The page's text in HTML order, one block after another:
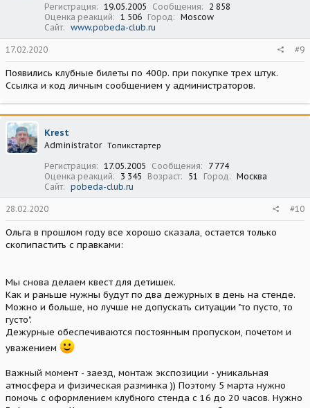
Регистрация 19.05.2005 Сообщения
2 858
Оценка реакций
1 506 Город
Moscow
Сайт
www.pobeda-club.ru
17.02.2020 #9
Появились клубные билеты по 400р. при покупке трех штук.
Ссылка и код личным сообщением у администраторов.
Krest
Administrator Топикстартер
Регистрация 17.05.2005 Сообщения
7 774
Оценка реакций
3 345 Возраст 51 Город
Москва
Сайт
pobeda-club.ru
28.02.2020 #10
Ольга в прошлом году все хорошо сказала, остается только
скопипастить с правками:
Мы снова делаем квест для детишек.
Как и раньше нужны будут по два дежурных в день на стенде.
Можно и больше, но лучше не допускать ситуации "то пусто, то
густо".
Дежурные обеспечиваются постоянным пропуском, почетом и
уважением
Важный момент - заезд, монтаж экспозиции - уникальная
атмосфера и физическая разминка )) Поэтому 5 марта нужно
помочь с оформлением клубного стенда с 16 до 20 часов. Нужно